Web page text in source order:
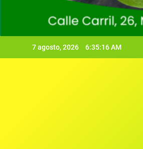
7 agosto, 2026 6:35:17 AM